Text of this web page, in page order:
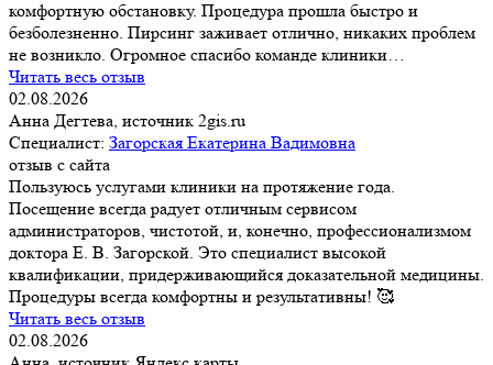
комфортную обстановку. Процедура прошла быстро и
безболезненно. Пирсинг заживает отлично, никаких проблем
не возникло. Огромное спасибо команде клиники…
Читать весь отзыв
02.08.2026
Анна Дегтева, источник 2gis.ru
Специалист: Загорская Екатерина Вадимовна
отзыв с сайта
Пользуюсь услугами клиники на протяжение года.
Посещение всегда радует отличным сервисом
администраторов, чистотой, и, конечно, профессионализмом
доктора Е. В. Загорской. Это специалист высокой
квалификации, придерживающийся доказательной медицины.
Процедуры всегда комфортны и результативны! 🥰
Читать весь отзыв
02.08.2026